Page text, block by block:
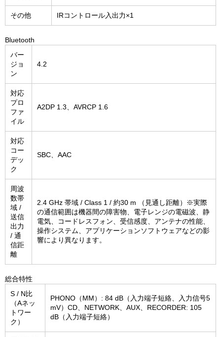
その他 IRコントロール入出力×1
Bluetooth
バー
ジョ
ン
4.2
対応
プロ
ファ
イル
A2DP 1.3、AVRCP 1.6
対応
コー
デッ
ク
SBC、AAC
周波
数帯
域 /
送信
出力
/ 通
信距
離
2.4 GHz 帯域 / Class 1 / 約30 m （見通し距離）※実際
の通信範囲は機器間の障害物、電子レンジの電磁波、静
電気、コードレスフォン、受信感度、アンテナの性能、
操作システム、アプリケーションソフトウェアなどの影
響により異なります。
総合特性
S / N比
（Aネッ
トワー
ク）
PHONO（MM）: 84 dB（入力端子短絡、入力信号5
mV）CD、NETWORK、AUX、RECORDER: 105
dB（入力端子短絡）